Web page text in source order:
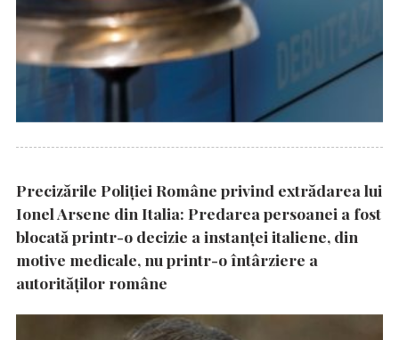
Precizările Poliţiei Române privind extrădarea lui
Ionel Arsene din Italia: Predarea persoanei a fost
blocată printr-o decizie a instanţei italiene, din
motive medicale, nu printr-o întârziere a
autorităţilor române